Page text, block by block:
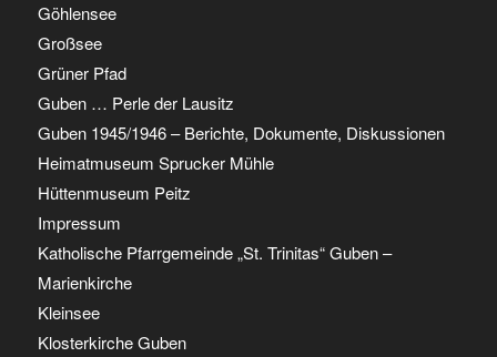
Göhlensee
Großsee
Grüner Pfad
Guben … Perle der Lausitz
Guben 1945/1946 – Berichte, Dokumente, Diskussionen
Heimatmuseum Sprucker Mühle
Hüttenmuseum Peitz
Impressum
Katholische Pfarrgemeinde „St. Trinitas“ Guben –
Marienkirche
Kleinsee
Klosterkirche Guben